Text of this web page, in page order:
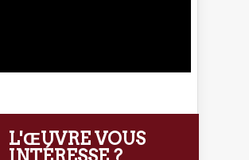
L'ŒUVRE VOUS
INTÉRESSE ?